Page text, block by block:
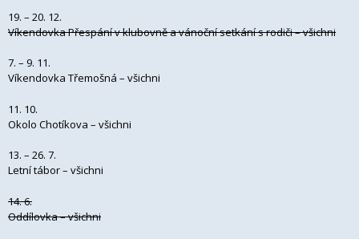
19. – 20. 12.
Víkendovka Přespání v klubovně a vánoční setkání s rodiči – všichni
7. – 9. 11.
Víkendovka Třemošná – všichni
11. 10.
Okolo Chotíkova – všichni
13. – 26. 7.
Letní tábor – všichni
14. 6.
Oddílovka – všichni